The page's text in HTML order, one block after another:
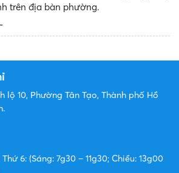
trên địa bàn phường.
lộ 10, Phường Tân Tạo, Thành phố Hồ
6: (Sáng: 7g30 – 11g30; Chiều: 13g00